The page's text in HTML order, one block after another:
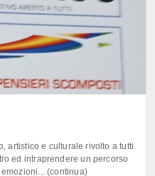
artistico e culturale rivolto a tutti
ed intraprendere un percorso
(continua)